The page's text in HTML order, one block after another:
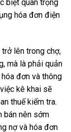
biệt quan trọng
hóa đơn điện
lên trong chợ,
mà là phải quản
đơn và thông
kê khai sẽ
thuế kiểm tra.
bán nên sớm
nợ và hóa đơn